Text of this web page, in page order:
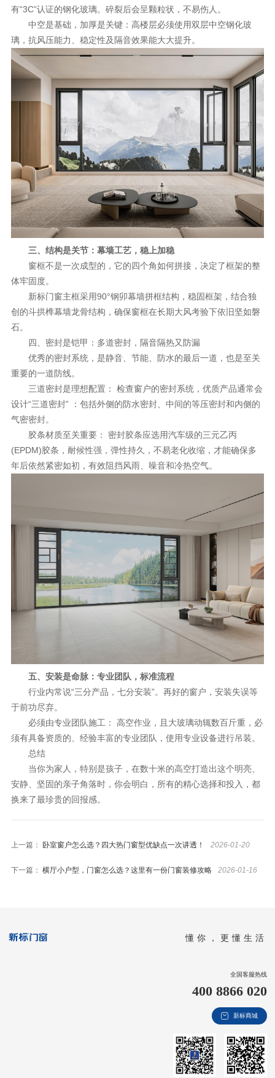
有“3C”认证的钢化玻璃。碎裂后会呈颗粒状，不易伤人。
中空是基础，加厚是关键：高楼层必须使用双层中空钢化玻
璃，抗风压能力、稳定性及隔音效果能大大提升。
三、结构是关节：幕墙工艺，稳上加稳
窗框不是一次成型的，它的四个角如何拼接，决定了框架的整
体牢固度。
新标门窗主框采用90°钢卯幕墙拼框结构，稳固框架，结合独
创的斗拱榫幕墙龙骨结构，确保窗框在长期大风考验下依旧坚如磐
石。
四、密封是铠甲：多道密封，隔音隔热又防漏
优秀的密封系统，是静音、节能、防水的最后一道，也是至关
重要的一道防线。
三道密封是理想配置： 检查窗户的密封系统，优质产品通常会
设计“三道密封” ：包括外侧的防水密封、中间的等压密封和内侧的
气密密封。
胶条材质至关重要： 密封胶条应选用汽车级的三元乙丙
(EPDM)胶条，耐候性强，弹性持久，不易老化收缩，才能确保多
年后依然紧密如初，有效阻挡风雨、噪音和冷热空气。
五、安装是命脉：专业团队，标准流程
行业内常说“三分产品，七分安装”。再好的窗户，安装失误等
于前功尽弃。
必须由专业团队施工： 高空作业，且大玻璃动辄数百斤重，必
须有具备资质的、经验丰富的专业团队，使用专业设备进行吊装。
总结
当你为家人，特别是孩子，在数十米的高空打造出这个明亮、
安静、坚固的亲子角落时，你会明白，所有的精心选择和投入，都
换来了最珍贵的回报感。
上一篇： 卧室窗户怎么选？四大热门窗型优缺点一次讲透！ 2026-01-20
下一篇： 横厅小户型，门窗怎么选？这里有一份门窗装修攻略 2026-01-16
懂你，更懂生活
全国客服热线
400 8866 020
新标商城